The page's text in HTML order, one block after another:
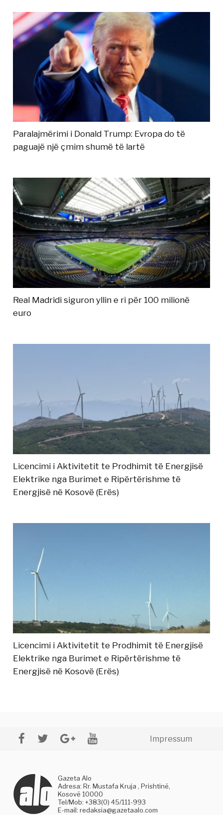
Paralajmërimi i Donald Trump: Evropa do të
paguajë një çmim shumë të lartë
Real Madridi siguron yllin e ri për 100 milionë
euro
Licencimi i Aktivitetit te Prodhimit të Energjisë
Elektrike nga Burimet e Ripërtërishme të
Energjisë në Kosovë (Erës)
Licencimi i Aktivitetit te Prodhimit të Energjisë
Elektrike nga Burimet e Ripërtërishme të
Energjisë në Kosovë (Erës)
Impressum
Gazeta Alo
Adresa: Rr. Mustafa Kruja , Prishtinë,
Kosovë 10000
Tel/Mob: +383(0) 45/111-993
E-mail:redaksia@gazetaalo.com